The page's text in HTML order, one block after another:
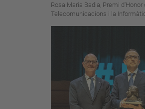
Rosa Maria Badia, Premi d'Honor
Telecomunicacions i la